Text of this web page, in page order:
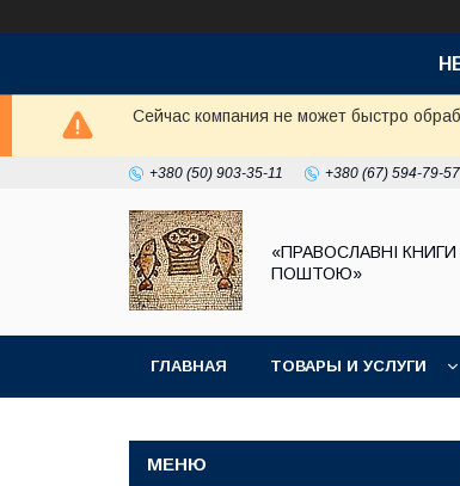
Сейчас компания не может быстро
+380 (50) 903-35-11 +380 (67) 594-79-57
«ПРАВОСЛАВНІ
ПОШТОЮ»
ГЛАВНАЯ ТОВАРЫ И УСЛУГИ